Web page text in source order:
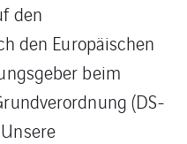
den
den Europäischen
beim
(DS-